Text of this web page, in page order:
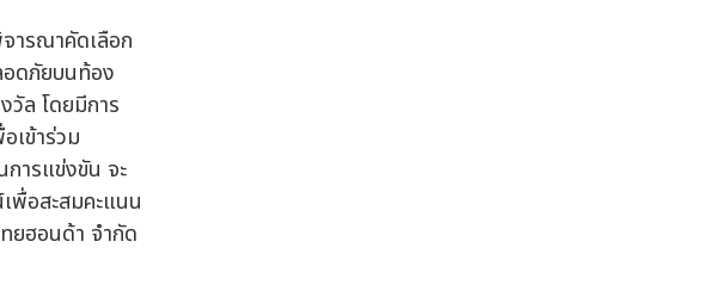
ารณาคัดเลือก
ดภัยบนท้อง
วัล โดยมีการ
เข้าร่วม
การแข่งขัน จะ
พื่อสะสมคะแนน
ยฮอนด้า จำกัด